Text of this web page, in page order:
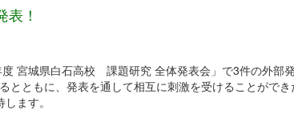
！
宮城県白石高校 課題研究 全体発表会」で3件の外部
とともに、発表を通して相互に刺激を受けることがで
ます。